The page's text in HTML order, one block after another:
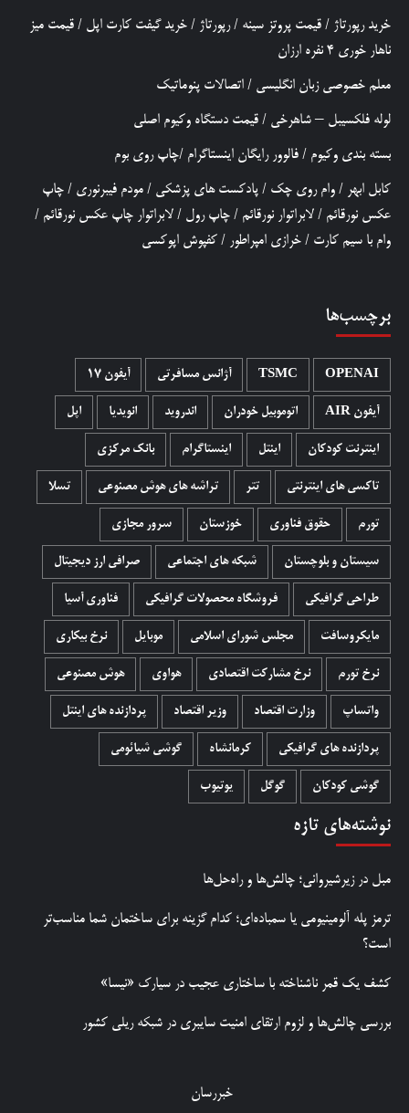
خرید رپورتاژ / قیمت پروتز سینه /رپورتاژ / خرید گیفت کارت اپل / قیمت میز
ناهار خوری 4 نفره ارزان
معلم خصوصی زبان انگلیسی / اتصالات پنوماتیک
لوله فلکسیبل – شاهرخی / قیمت دستگاه وکیوم اصلی
بسته بندی وکیوم / فالوور رایگان اینستاگرام /چاپ روی بوم
کابل ابهر / وام روی چک / پادکست های پزشکی / مودم فیبرنوری / چاپ
عکس نورقائم / لابراتوار نورقائم / چاپ رول / لابراتوار چاپ عکس نورقائم /
وام با سیم کارت / خرازی امپراطور / کفپوش اپوکسی
برچسب‌ها
OPENAI
TSMC آژانس مسافرتی آیفون 17
آیفون AIR اتوموبیل خودران اندروید انویدیا اپل
اینترنت کودکان اینتل اینستاگرام بانک مرکزی
تاکسی های اینترنتی تتر تراشه های هوش مصنوعی تسلا
تورم حقوق فناوری خوزستان سرور مجازی
سیستان و بلوچستان شبکه های اجتماعی صرافی ارز دیجیتال
طراحی گرافیکی فروشگاه محصولات گرافيکی فناوری آسیا
مایکروسافت مجلس شورای اسلامی موبایل نرخ بیکاری
نرخ تورم نرخ مشارکت اقتصادی هواوی هوش مصنوعی
واتساپ وزارت اقتصاد وزیر اقتصاد پردازنده های اینتل
پردازنده های گرافیکی کرمانشاه گوشی شیائومی
گوشی کودکان گوگل یوتیوب
نوشته‌های تازه
مبل در زیرشیروانی؛ چالش‌ها و راه‌حل‌ها
ترمز پله آلومینیومی یا سمباده‌ای؛ کدام گزینه برای ساختمان شما مناسب‌تر
است؟
کشف یک قمر ناشناخته با ساختاری عجیب در سیارک «نیسا»
بررسی چالش‌ها و لزوم ارتقای امنیت سایبری در شبکه ریلی کشور
خبررسان